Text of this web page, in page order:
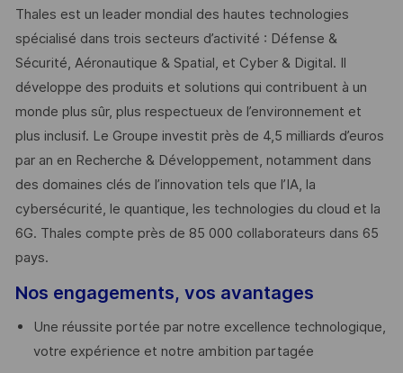
Thales est un leader mondial des hautes technologies
spécialisé dans trois secteurs d’activité : Défense &
Sécurité, Aéronautique & Spatial, et Cyber & Digital. Il
développe des produits et solutions qui contribuent à un
monde plus sûr, plus respectueux de l’environnement et
plus inclusif. Le Groupe investit près de 4,5 milliards d’euros
par an en Recherche & Développement, notamment dans
des domaines clés de l’innovation tels que l’IA, la
cybersécurité, le quantique, les technologies du cloud et la
6G. Thales compte près de 85 000 collaborateurs dans 65
pays. ​
Nos engagements, vos avantages
Une réussite portée par notre excellence technologique,
votre expérience et notre ambition partagée